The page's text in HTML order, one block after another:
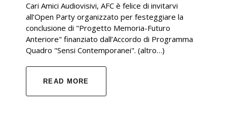
Cari Amici Audiovisivi, AFC è felice di invitarvi
all’Open Party organizzato per festeggiare la
conclusione di "Progetto Memoria-Futuro
Anteriore" finanziato dall’Accordo di Programma
Quadro "Sensi Contemporanei". (altro…)
READ MORE